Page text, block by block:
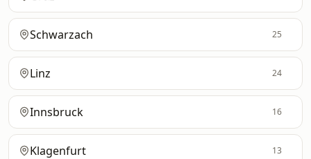
Schwarzach 25
Linz 24
Innsbruck 16
Klagenfurt 13